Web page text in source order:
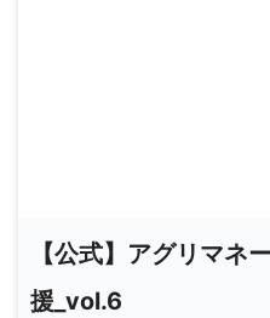
【公式】アグリマネ
援_vol.6